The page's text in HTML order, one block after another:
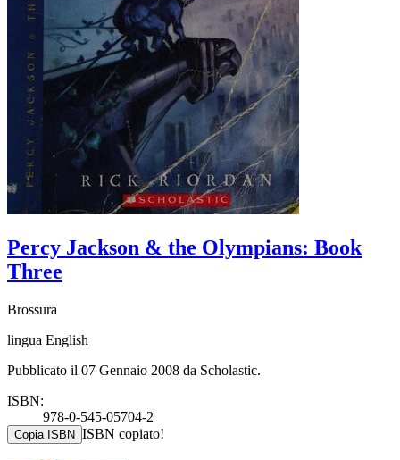
Percy Jackson & the Olympians: Book
Three
Brossura
lingua English
Pubblicato il 07 Gennaio 2008 da Scholastic.
ISBN:
978-0-545-05704-2
Copia ISBN ISBN copiato!